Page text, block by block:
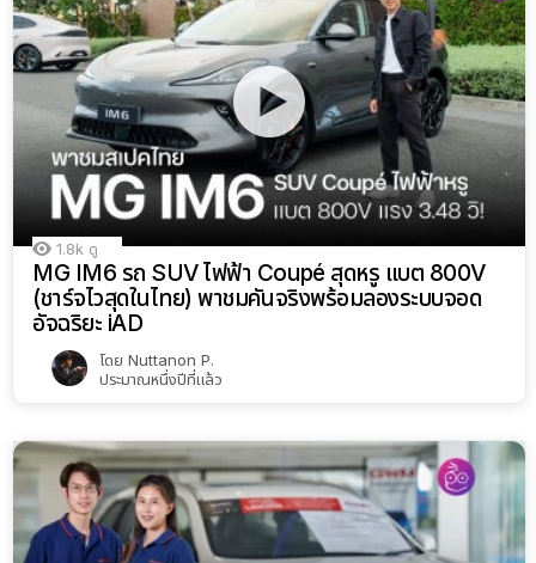
1.8k ดู
MG IM6 รถ SUV ไฟฟ้า Coupé สุดหรู แบต 800V
(ชาร์จไวสุดในไทย) พาชมคันจริงพร้อมลองระบบจอด
อัจฉริยะ iAD
โดย Nuttanon P.
ประมาณหนึ่งปีที่แล้ว